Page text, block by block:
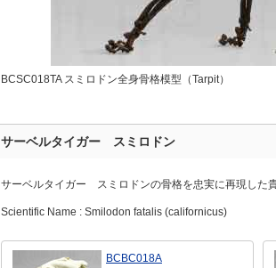
BCSC018TA スミロドン全身骨格模型（Tarpit）
サーベルタイガー スミロドン
サーベルタイガー スミロドンの骨格を忠実に再現した
Scientific Name : Smilodon fatalis (californicus)
BCBC018A